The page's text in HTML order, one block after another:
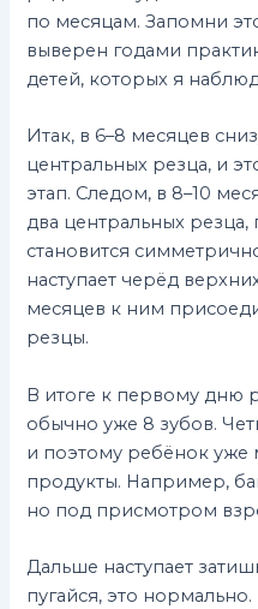
по месяцам. Запомни
выверен годами
детей, которых я
Итак, в 6–8 месяцев
центральных резца, и
этап. Следом, в 8–10
два центральных резца,
становится
наступает черёд
месяцев к ним
резцы.
В итоге к первому дню
обычно уже 8 зубов.
и поэтому ребёнок уже
продукты. Например,
но под присмотром
Дальше наступает
пугайся, это